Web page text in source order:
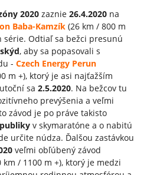
2020zaznie 26.4.2020na
Baba-Kamzík(26 km / 800 m
série. Odtiaľ sa bežci presunú
, aby sa popasovali s
- Czech Energy Perun
m +), ktorý je asi najťažším
sa 2.5.2020. Na bežcov tu
prevýšenia a veľmi
závod je po práve takisto
v skymaratóne a o nabitú
určite núdza. Ďalšou zastávkou
veľmi obľúbený závod
km / 1100 m +), ktorý je medzi